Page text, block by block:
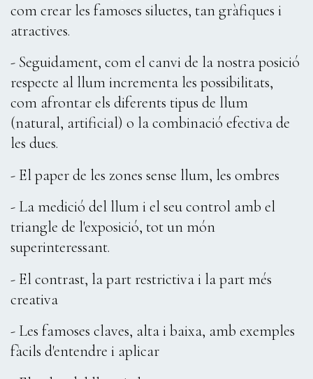
com crear les famoses siluetes, tan gràfiques i
atractives.
- Seguidament, com el canvi de la nostra posició
respecte al llum incrementa les possibilitats,
com afrontar els diferents tipus de llum
(natural, artificial) o la combinació efectiva de
les dues.
- El paper de les zones sense llum, les ombres
- La medició del llum i el seu control amb el
triangle de l'exposició, tot un món
superinteressant.
- El contrast, la part restrictiva i la part més
creativa
- Les famoses claves, alta i baixa, amb exemples
fàcils d'entendre i aplicar